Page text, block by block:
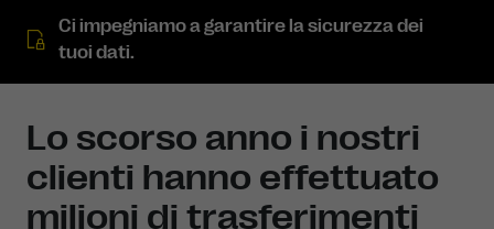
Ci impegniamo a garantire la sicurezza dei
tuoi dati.
Lo scorso anno i nostri
clienti hanno effettuato
milioni di trasferimenti